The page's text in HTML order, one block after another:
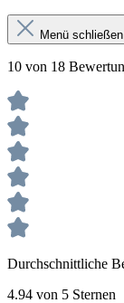
Menü schließen
10 von 18
Durchschnittliche
4.94 von 5 Sternen